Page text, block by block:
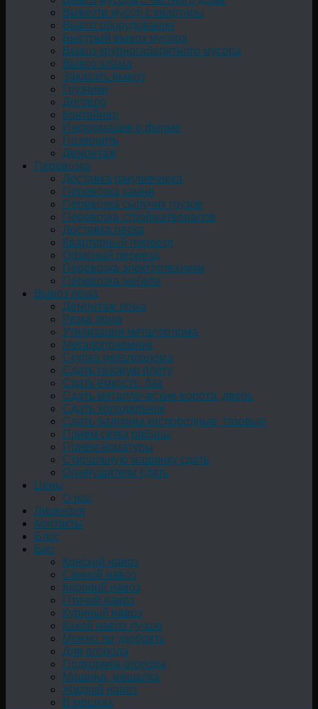
Вывезти мусор с квартиры
Вывоз оборудования
Быстрый вывоз мусора
Вывоз крупногабаритного мусора
Вывоз хлама
Заказать вывоз
Грузчики
Договор
Контейнер
Информация о фирме
Позвонить
Демонтаж
Перевозка
Доставка ракушечника
Перевозка камня
Перевозка сыпучих грузов
Перевозка стройматериалов
Доставка песка
Квартирный переезд
Офисный переезд
Перевозка электротехники
Перевозка мебели
Вывоз лома
Демонтаж лома
Резка лома
Утилизация металлолома
Металоприемник
Скупка металлолома
Сдать газовую плиту
Сдать емкость, бак
Cдать металлические ворота, дверь
Сдать холодильник
Сдать баллоны кислородные, газовые
Прием сетки рабицы
Прием арматуры
Стиральную машинку сдать
Огнетушители сдать
Цены
О нас
Лицензия
Контакты
Блог
Био
Конский навоз
Свиной навоз
Коровий навоз
Птичий навоз
Куриный навоз
Какой навоз лучше
Можно ли удобрять
Для огорода
Подкормка огорода
Машина, мешалка
Жидкий навоз
В мешках